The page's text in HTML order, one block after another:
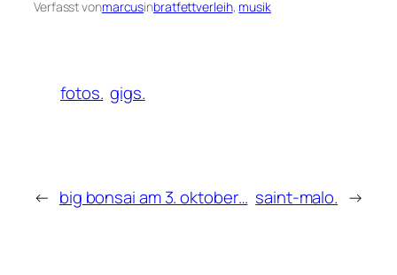
Verfasst vonmarcusinbratfettverleih, musik
fotos. gigs.
← big bonsai am 3. oktober… saint-malo. →